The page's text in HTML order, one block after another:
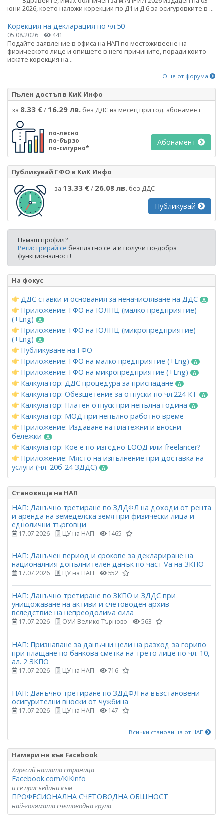
юни 2026, което наложи корекции по Д1 и Д 6 за осигуровките в ...
Корекция на декларация по чл.50
05.08.2026 441
Подайте заявление в офиса на НАП по местоживеене на
физическото лице и опишете в него причините, поради които
искате корекция на...
Още от форума
Пълен достъп в КиК Инфо
за 8.33 €/ 16.29 лв. без ДДС на месец при год. абонамент
по-лесно
по-бързо
по-сигурно*
Абонамент
Публикувай ГФО в КиК Инфо
за 13.33 €/ 26.08 лв. без ДДС
Публикувай
Нямаш профил?
Регистрирай се безплатно сега и получи по-добра
функционалност!
На фокус
ДДС ставки и основания за неначисляване на ДДС
Приложение: ГФО на ЮЛНЦ (малко предприятие)
(+Eng)
Приложение: ГФО на ЮЛНЦ (микропредприятие)
(+Eng)
Публикуване на ГФО
Приложение: ГФО на малко предприятие (+Eng)
Приложение: ГФО на микропредприятие (+Eng)
Калкулатор: ДДС процедура за приспадане
Калкулатор: Обезщетение за отпуски по чл.224 КТ
Калкулатор: Платен отпуск при непълна година
Калкулатор: МОД при непълно работно време
Приложение: Издаване на платежни и вносни
бележки
Калкулатор: Кое е по-изгодно ЕООД или freelancer?
Приложение: Място на изпълнение при доставка на
услуги (чл. 20б-24 ЗДДС)
Становища на НАП
НАП: Данъчно третиране по ЗДДФЛ на доходи от рента
и аренда на земеделска земя при физически лица и
еднолични търговци
17.07.2026 ЦУ на НАП 1465
НАП: Данъчен период и срокове за деклариране на
националния допълнителен данък по част Vа на ЗКПО
17.07.2026 ЦУ на НАП 552
НАП: Данъчно третиране по ЗКПО и ЗДДС при
унищожаване на активи и счетоводен архив
вследствие на непреодолима сила
17.07.2026 ОУИ Велико Търново 563
НАП: Признаване за данъчни цели на разход за гориво
при плащане по банкова сметка на трето лице по чл. 10,
ал. 2 ЗКПО
17.07.2026 ЦУ на НАП 716
НАП: Данъчно третиране по ЗДДФЛ на възстановени
осигурителни вноски от чужбина
17.07.2026 ЦУ на НАП 147
Всички становища от НАП
Намери ни във Facebook
Харесай нашата страница
Facebook.com/KiKinfo
и се присъедини към
ПРОФЕСИОНАЛНА СЧЕТОВОДНА ОБЩНОСТ
най-голямата счетоводна група